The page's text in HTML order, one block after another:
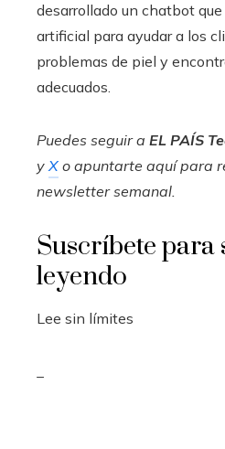
desarrollado un chatbot
artificial para ayudar a los
problemas de piel y
adecuados.
Puedes seguir a EL PAÍS
yX o apuntarte aquí para
newsletter semanal.
Suscríbete para
leyendo
Lee sin límites